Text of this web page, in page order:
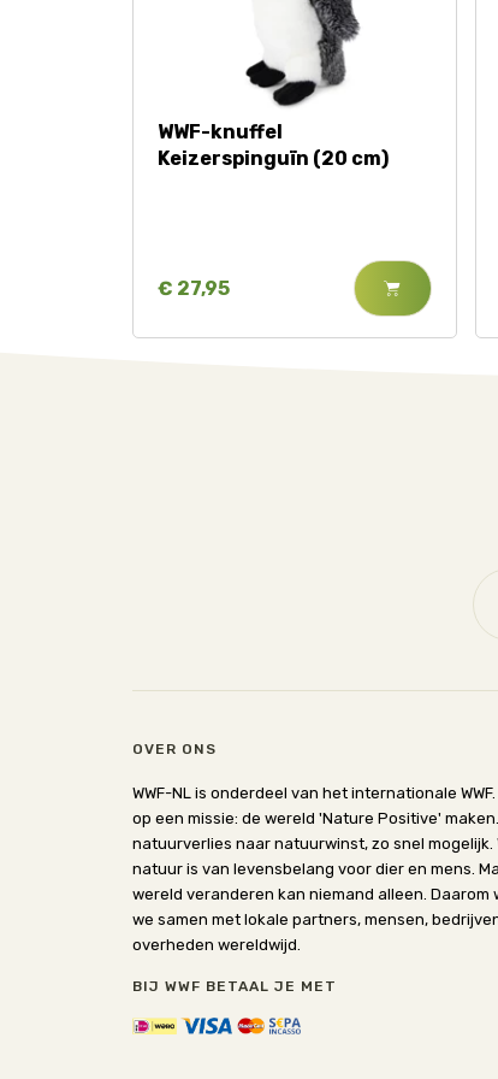
WWF-knuffel
Keizerspinguïn (20 cm)
€ 27,95
OVER ONS
WWF-NL is onderdeel van het internationale WWF.
op een missie: de wereld 'Nature Positive'
natuurverlies naar natuurwinst, zo snel mogelijk.
natuur is van levensbelang voor dier en mens.
wereld veranderen kan niemand alleen. Daarom
we samen met lokale partners, mensen,
overheden wereldwijd.
BIJ WWF BETAAL JE MET